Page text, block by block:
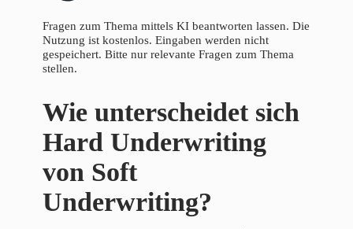
Fragen zum Thema mittels KI beantworten lassen. Die
Nutzung ist kostenlos. Eingaben werden nicht
gespeichert. Bitte nur relevante Fragen zum Thema
stellen.
Wie unterscheidet sich
Hard Underwriting
von Soft
Underwriting?